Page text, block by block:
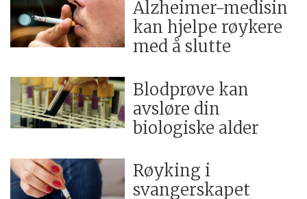
Alzheimer-medisin
kan hjelpe røykere
med å slutte
Blodprøve kan
avsløre din
biologiske alder
Røyking i
svangerskapet